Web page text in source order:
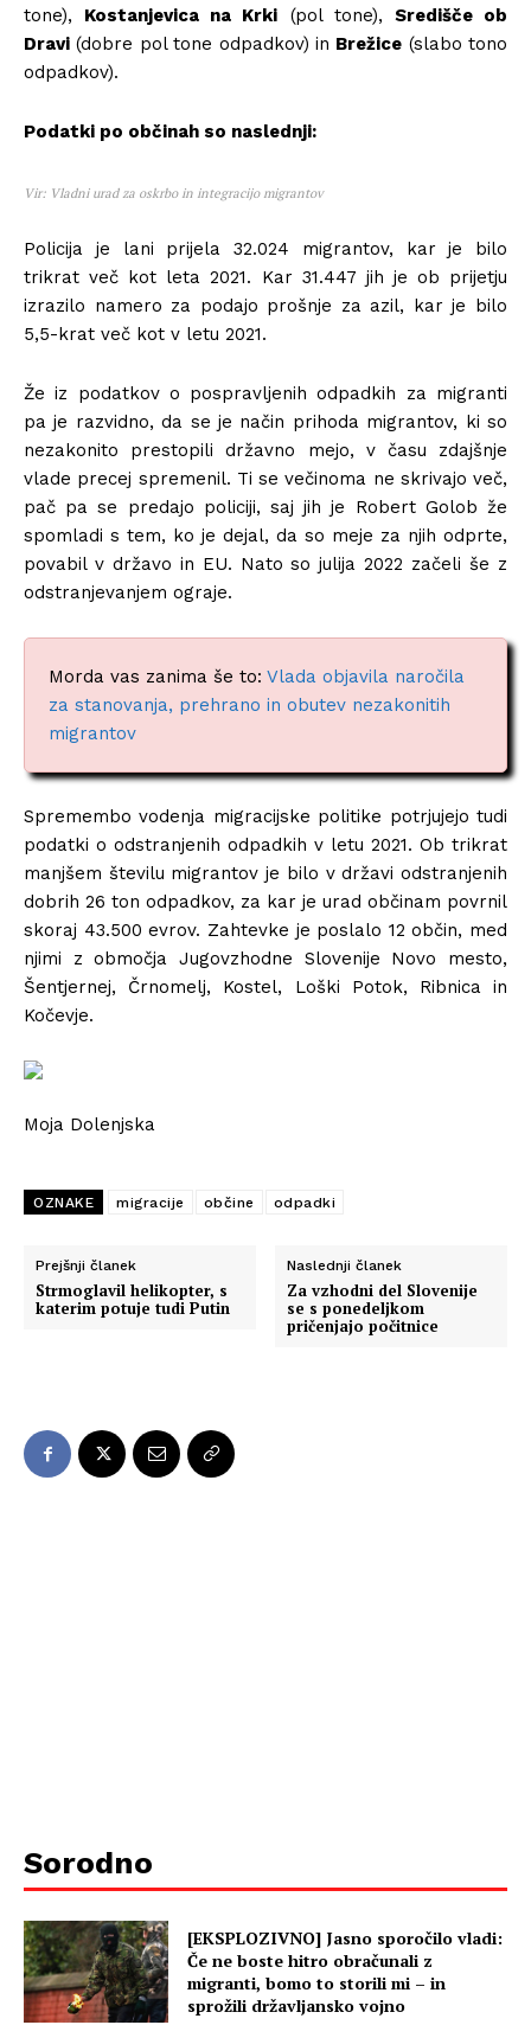
tone), Kostanjevica na Krki (pol tone), Središče ob
Dravi (dobre pol tone odpadkov) in Brežice (slabo tono
odpadkov).
Podatki po občinah so naslednji:
Vir: Vladni urad za oskrbo in integracijo migrantov
Policija je lani prijela 32.024 migrantov, kar je bilo
trikrat več kot leta 2021. Kar 31.447 jih je ob prijetju
izrazilo namero za podajo prošnje za azil, kar je bilo
5,5-krat več kot v letu 2021.
Že iz podatkov o pospravljenih odpadkih za migranti
pa je razvidno, da se je način prihoda migrantov, ki so
nezakonito prestopili državno mejo, v času zdajšnje
vlade precej spremenil. Ti se večinoma ne skrivajo več,
pač pa se predajo policiji, saj jih je Robert Golob že
spomladi s tem, ko je dejal, da so meje za njih odprte,
povabil v državo in EU. Nato so julija 2022 začeli še z
odstranjevanjem ograje.
Morda vas zanima še to: Vlada objavila naročila
za stanovanja, prehrano in obutev nezakonitih
migrantov
Spremembo vodenja migracijske politike potrjujejo tudi
podatki o odstranjenih odpadkih v letu 2021. Ob trikrat
manjšem številu migrantov je bilo v državi odstranjenih
dobrih 26 ton odpadkov, za kar je urad občinam povrnil
skoraj 43.500 evrov. Zahtevke je poslalo 12 občin, med
njimi z območja Jugovzhodne Slovenije Novo mesto,
Šentjernej, Črnomelj, Kostel, Loški Potok, Ribnica in
Kočevje.
Moja Dolenjska
OZNAKE migracije občine odpadki
Prejšnji članek
Strmoglavil helikopter, s
katerim potuje tudi Putin
Naslednji članek
Za vzhodni del Slovenije
se s ponedeljkom
pričenjajo počitnice
Sorodno
[EKSPLOZIVNO] Jasno sporočilo vladi:
Če ne boste hitro obračunali z
migranti, bomo to storili mi – in
sprožili državljansko vojno